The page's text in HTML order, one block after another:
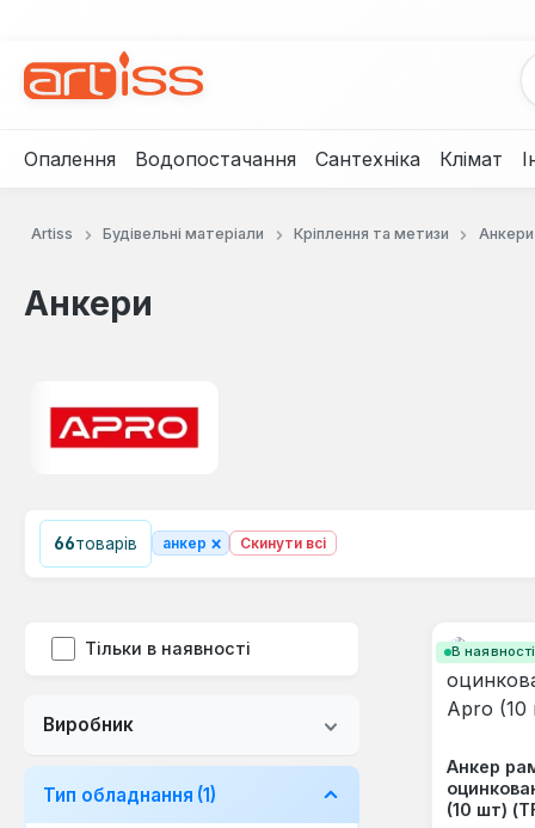
Опалення Водопостачання Сантехніка Клімат
Artiss Будівельні матеріали Кріплення та метизи
Анкери
66товарів анкер × Скинути всі
Тільки в наявності
Виробник
Тип обладнання (1)
В наявності
Анкер
(10 шт)